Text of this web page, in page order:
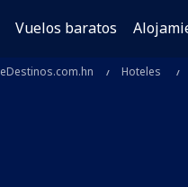
Vuelos baratos
eDestinos.com.hn Hoteles